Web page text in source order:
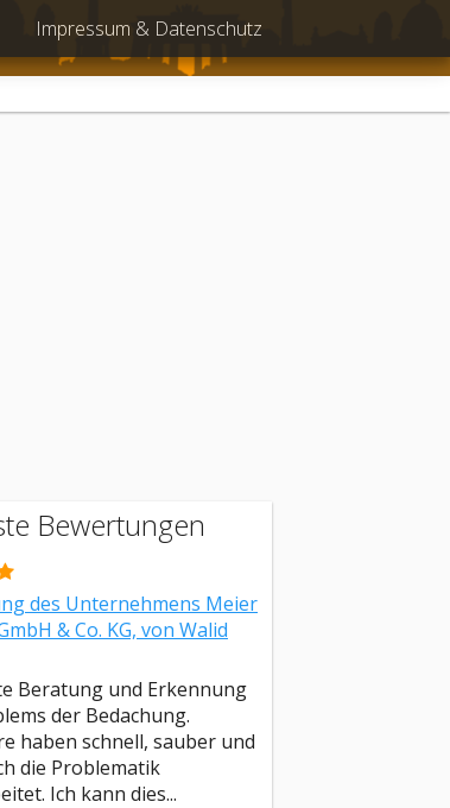
Impressum & Datenschutz
Bewertungen
des Unternehmens Meier
& Co. KG, von Walid
Beratung und Erkennung
der Bedachung.
haben schnell, sauber und
die Problematik
Ich kann dies...